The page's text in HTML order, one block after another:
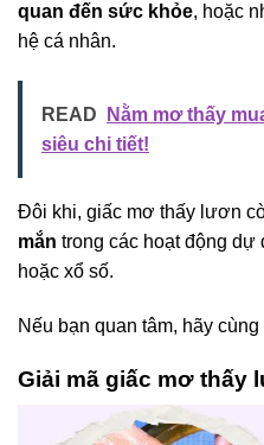
quan đến sức khỏe, hoặc
hệ cá nhân.
READ
Nằm mơ thấy
siêu chi tiết!
Đôi khi, giấc mơ thấy lươn
mắn trong các hoạt động dự
hoặc xổ số.
Nếu bạn quan tâm, hãy
Giải mã giấc mơ thấy